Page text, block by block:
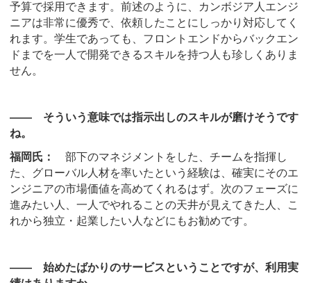
予算で採用できます。前述のように、カンボジア人エンジ
ニアは非常に優秀で、依頼したことにしっかり対応してく
れます。学生であっても、フロントエンドからバックエン
ドまでを一人で開発できるスキルを持つ人も珍しくありま
せん。
―― そういう意味では指示出しのスキルが磨けそうです
ね。
福岡氏：
部下のマネジメントをした、チームを指揮し
た、グローバル人材を率いたという経験は、確実にそのエ
ンジニアの市場価値を高めてくれるはず。次のフェーズに
進みたい人、一人でやれることの天井が見えてきた人、こ
れから独立・起業したい人などにもお勧めです。
―― 始めたばかりのサービスということですが、利用実